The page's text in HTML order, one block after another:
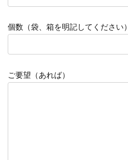
個数（袋、箱を明記してください）
ご要望（あれば）